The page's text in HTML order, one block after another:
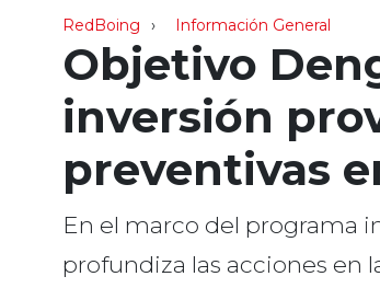
RedBoing Información General
Objetivo
inversión
preventivas
En el marco del programa
profundiza las acciones en